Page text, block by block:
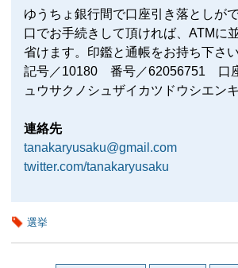
ゆうちょ銀行間で口座引き落としが
口でお手続きして頂ければ、ATMに
省けます。印鑑と通帳をお持ち下さい
記号／10180 番号／62056751 口
ュウサクノシュザイカツドウシエン
連絡先
tanakaryusaku@gmail.com
twitter.com/tanakaryusaku
選挙